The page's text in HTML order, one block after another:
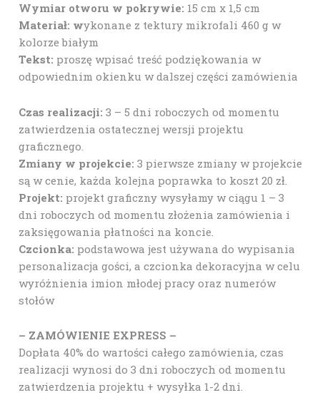
Wymiar otworu w pokrywie: 15 cm x 1,5 cm
Materiał: wykonane z tektury mikrofali 460 g w
kolorze białym
Tekst: proszę wpisać treść podziękowania w
odpowiednim okienku w dalszej części zamówienia
Czas realizacji: 3 – 5 dni roboczych od momentu
zatwierdzenia ostatecznej wersji projektu
graficznego.
Zmiany w projekcie: 3 pierwsze zmiany w projekcie
są w cenie, każda kolejna poprawka to koszt 20 zł.
Projekt: projekt graficzny wysyłamy w ciągu 1 – 3
dni roboczych od momentu złożenia zamówienia i
zaksięgowania płatności na koncie.
Czcionka: podstawowa jest używana do wypisania
personalizacja gości, a czcionka dekoracyjna w celu
wyróżnienia imion młodej pracy oraz numerów
stołów
– ZAMÓWIENIE EXPRESS –
Dopłata 40% do wartości całego zamówienia, czas
realizacji wynosi do 3 dni roboczych od momentu
zatwierdzenia projektu + wysyłka 1-2 dni.